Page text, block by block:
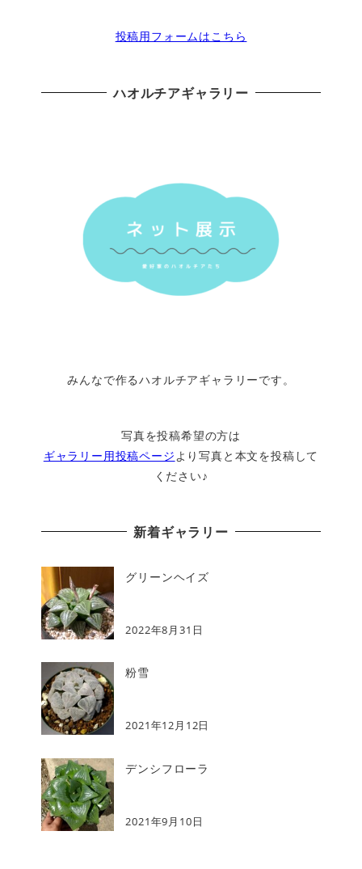
投稿用フォームはこちら
ハオルチアギャラリー
みんなで作るハオルチアギャラリーです。
写真を投稿希望の方は
ギャラリー用投稿ページ より写真と本文を投稿して
ください♪
新着ギャラリー
グリーンヘイズ
2022年8月31日
粉雪
2021年12月12日
デンシフローラ
2021年9月10日